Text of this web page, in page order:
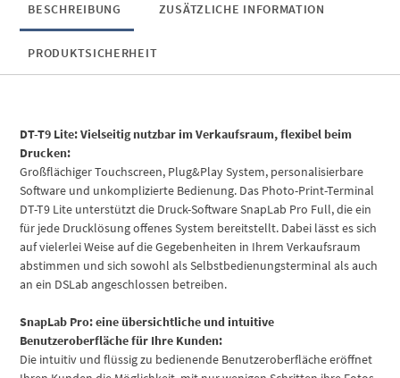
BESCHREIBUNG ZUSÄTZLICHE INFORMATION
PRODUKTSICHERHEIT
DT-T9 Lite: Vielseitig nutzbar im Verkaufsraum, flexibel beim
Drucken:
Großflächiger Touchscreen, Plug&Play System, personalisierbare
Software und unkomplizierte Bedienung. Das Photo-Print-Terminal
DT-T9 Lite unterstützt die Druck-Software SnapLab Pro Full, die ein
für jede Drucklösung offenes System bereitstellt. Dabei lässt es sich
auf vielerlei Weise auf die Gegebenheiten in Ihrem Verkaufsraum
abstimmen und sich sowohl als Selbstbedienungsterminal als auch
an ein DSLab angeschlossen betreiben.
SnapLab Pro: eine übersichtliche und intuitive
Benutzeroberfläche für Ihre Kunden:
Die intuitiv und flüssig zu bedienende Benutzeroberfläche eröffnet